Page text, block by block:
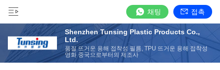
채팅 접촉
Shenzhen Tunsing Plastic Products Co.,
Ltd.
품질 뜨거운 용해 접착성 필름, TPU 뜨거운 용해 접착성
영화 중국으로부터의 제조사